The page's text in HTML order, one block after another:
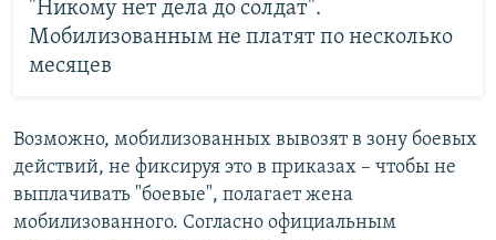
"Никому нет дела до солдат".
Мобилизованным не платят по несколько
месяцев
Возможно, мобилизованных вывозят в зону боевых
действий, не фиксируя это в приказах – чтобы не
выплачивать "боевые", полагает жена
мобилизованного. Согласно официальным